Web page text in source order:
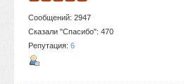
Сообщений: 2947
Сказали "Спасибо": 470
Репутация: 6